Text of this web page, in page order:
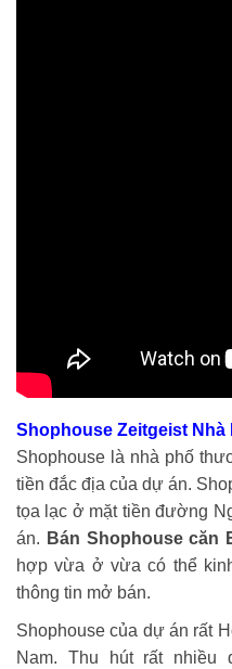
Shophouse Zeitgeist Nhà
Shophouse là nhà phố
tiền đắc địa của dự án.
tọa lạc ở mặt tiền đường
án. Bán Shophouse căn
hợp vừa ở vừa có thể
thông tin mở bán.
Shophouse của dự án rất
Nam. Thu hút rất nhiều